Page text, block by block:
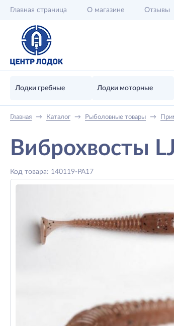
Главная страница О магазине Отзывы
Лодки гребные Лодки моторные
Главная → Каталог → Рыболовные товары →
Виброхвосты
Код товара: 140119-PA17